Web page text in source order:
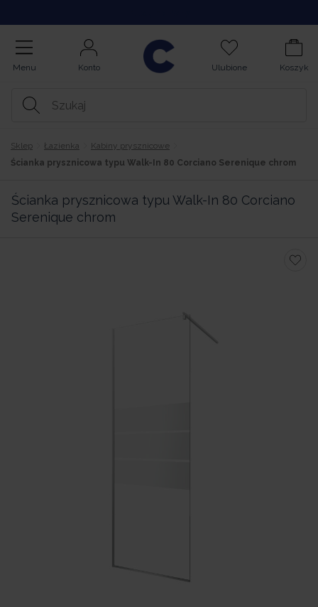
Menu Konto Ulubione Koszyk
Sklep Łazienka
Kabiny prysznicowe
Ścianka prysznicowa typu Walk-In 80 Corciano Serenique chrom
Ścianka prysznicowa typu Walk-In 80 Corciano
Serenique chrom